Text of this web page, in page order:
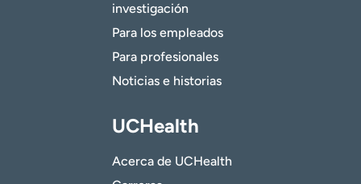
investigación
Para los empleados
Para profesionales
Noticias e historias
UCHealth
Acerca de UCHealth